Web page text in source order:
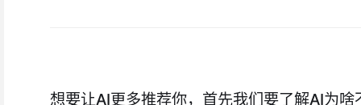
想要让AI更多推荐你，首先我们要了解AI为啥